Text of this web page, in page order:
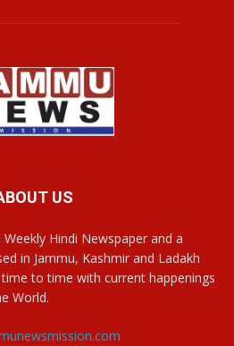
US
Hindi Newspaper and a
in Jammu, Kashmir and Ladakh
to time with current happenings
World.